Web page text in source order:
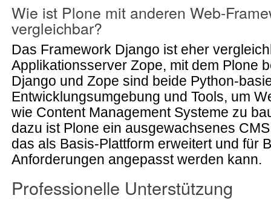
Wie ist Plone mit anderen Web-
vergleichbar?
Das Framework Django ist eher
Applikationsserver Zope, mit dem Plone
Django und Zope sind beide Python-
Entwicklungsumgebung und Tools, um
wie Content Management Systeme zu
dazu ist Plone ein ausgewachsenes
das als Basis-Plattform erweitert und für
Anforderungen angepasst werden kann.
Professionelle Unterstützung